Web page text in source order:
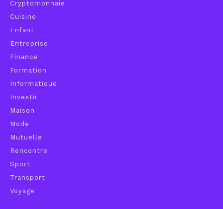
Cryptomonnaie
Cuisine
Enfant
Entreprise
Finance
Formation
Informatique
Investir
Maison
Mode
Mutuelle
Rencontre
Sport
Transport
Voyage